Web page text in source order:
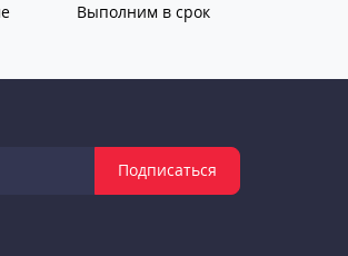
Выполним в срок
Подписаться